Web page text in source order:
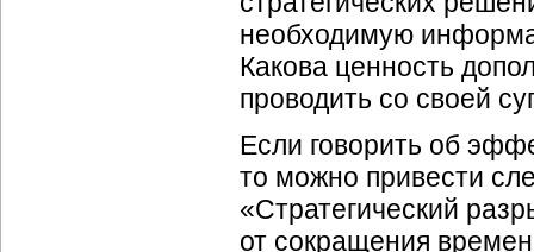
необходимую
Какова ценность
проводить со своей
Если говорить об
то можно привести
«Стратегический
от сокращения